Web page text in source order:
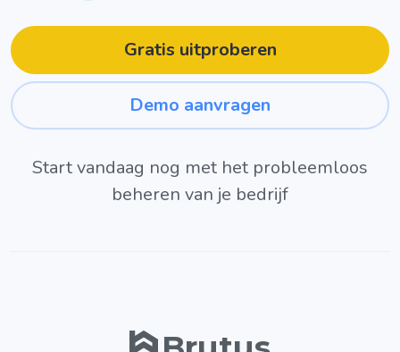
Gratis uitproberen
Demo aanvragen
Start vandaag nog met het probleemloos
beheren van je bedrijf